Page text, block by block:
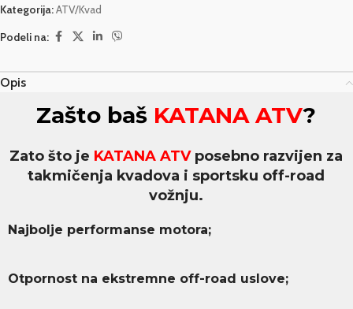
Kategorija:ATV/Kvad
Podeli na:
Opis
Zašto baš KATANA ATV?
Zato što je KATANA ATVposebno razvijen za
takmičenja kvadova i sportsku off-road
vožnju.
Najbolje performanse motora;
Otpornost na ekstremne off-road uslove;